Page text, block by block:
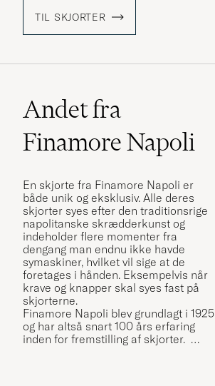
TIL SKJORTER
Andet fra
Finamore Napoli
En skjorte fra Finamore Napoli er
både unik og eksklusiv. Alle deres
skjorter syes efter den traditionsrige
napolitanske skrædderkunst og
indeholder flere momenter fra
dengang man endnu ikke havde
symaskiner, hvilket vil sige at de
foretages i hånden. Eksempelvis når
krave og knapper skal syes fast på
skjorterne.
Finamore Napoli blev grundlagt i 1925
og har altså snart 100 års erfaring
inden for fremstilling af skjorter.